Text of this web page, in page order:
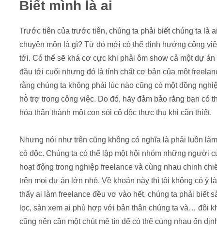
Tìm kiếm
Khóa học MC tiệc cưới cuối tuần
Khóa học Luyện chữ đẹp chiều thứ 4, 7
Khóa học làm phim 72h cho thiếu niên
Khóa học Make up cá nhân học tối 2,4,6
Khóa học chữa ngọng You Can Now
Biết mình là ai
Trước tiên của trước tiên, chúng ta phải biết chúng ta là
chuyên môn là gì? Từ đó mới có thể định hướng công
tới. Có thể sẽ khá cơ cực khi phải ôm show cả một dự án
đầu tới cuối nhưng đó là tính chất cơ bản của một
rằng chúng ta không phải lúc nào cũng có một đồng
hỗ trợ trong công việc. Do đó, hãy đảm bảo rằng bạn có
hóa thân thành một con sói cô độc thực thụ khi cần thiết.
Nhưng nói như trên cũng không có nghĩa là phải luôn
cô độc. Chúng ta có thể lập một hội nhóm những người
hoạt động trong nghiệp freelance và cùng nhau chinh
trên mọi dự án lớn nhỏ. Về khoản này thì tôi không có ý
thấy ai làm freelance đều vơ vào hết, chúng ta phải biết
lọc, sàn xem ai phù hợp với bản thân chúng ta và… đôi
cũng nên cần một chút mê tín để có thể cùng nhau ổn